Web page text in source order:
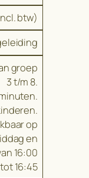
btw)
groep
3 t/m 8.
op
en
16:00
tot 16:45